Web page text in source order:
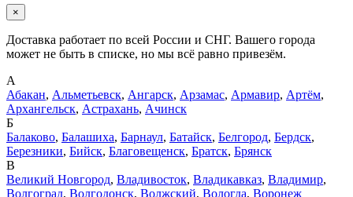
×
Доставка работает по всей России и СНГ. Вашего города
может не быть в списке, но мы всё равно привезём.
А
Абакан, Альметьевск, Ангарск, Арзамас, Армавир, Артём,
Архангельск, Астрахань, Ачинск
Б
Балаково, Балашиха, Барнаул, Батайск, Белгород, Бердск,
Березники, Бийск, Благовещенск, Братск, Брянск
В
Великий Новгород, Владивосток, Владикавказ, Владимир,
Волгоград, Волгодонск, Волжский, Вологда, Воронеж